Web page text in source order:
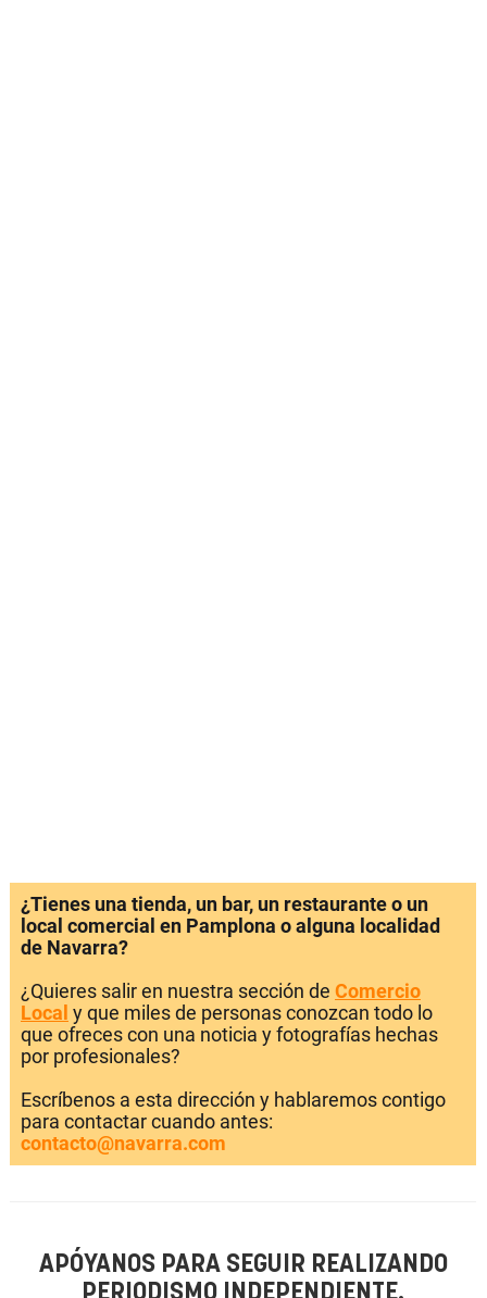
¿Tienes una tienda, un bar, un restaurante o un
local comercial en Pamplona o alguna localidad
de Navarra?
¿Quieres salir en nuestra sección de Comercio
Local y que miles de personas conozcan todo lo
que ofreces con una noticia y fotografías hechas
por profesionales?
Escríbenos a esta dirección y hablaremos contigo
para contactar cuando antes:
contacto@navarra.com
APÓYANOS PARA SEGUIR REALIZANDO
PERIODISMO INDEPENDIENTE.